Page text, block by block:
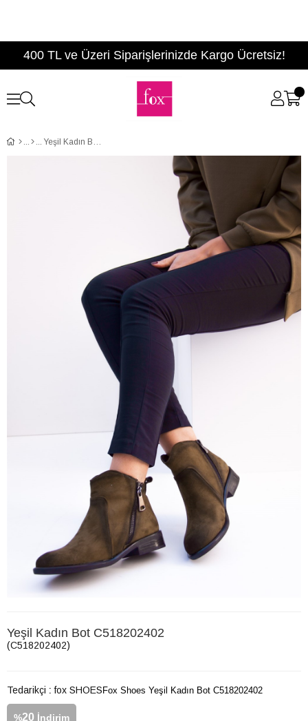
400 TL ve Üzeri Siparişlerinizde Kargo Ücretsiz!
Yeşil Kadın Bot C518202402
Yeşil Kadın Bot C518202402
(C518202402)
Tedarikçi : fox SHOES
%20 İndirim
Fox Shoes Yeşil Kadın Bot C518202402